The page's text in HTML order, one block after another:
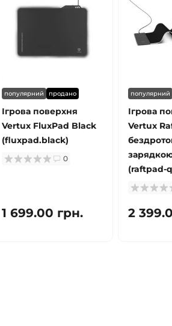
популярний продано
Ігрова поверхня
Vertux FluxPad Black
(fluxpad.black)
0
1 699.00 грн.
популярний
Ігрова
Vertux
(raftpad-
2